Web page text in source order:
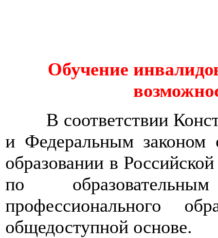
Обучение
В соответствии
и Федеральным
образовании в
по
профессионального
общедоступной основе.